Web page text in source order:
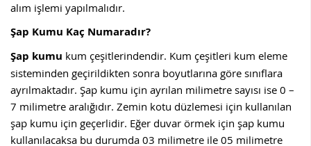
alım işlemi yapılmalıdır.
Şap Kumu Kaç Numaradır?
Şap kumu kum çeşitlerindendir. Kum çeşitleri kum eleme
sisteminden geçirildikten sonra boyutlarına göre sınıflara
ayrılmaktadır. Şap kumu için ayrılan milimetre sayısı ise 0 –
7 milimetre aralığıdır. Zemin kotu düzlemesi için kullanılan
şap kumu için geçerlidir. Eğer duvar örmek için şap kumu
kullanılacaksa bu durumda 03 milimetre ile 05 milimetre